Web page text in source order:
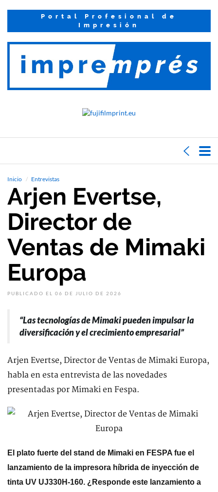
Portal Profesional de
Impresión
Inicio Entrevistas
Arjen Evertse,
Director de
Ventas de Mimaki
Europa
PUBLICADO EL 06 DE JULIO DE 2026
“Las tecnologías de Mimaki pueden impulsar la
diversificación y el crecimiento empresarial”
Arjen Evertse, Director de Ventas de Mimaki Europa,
habla en esta entrevista de las novedades
presentadas por Mimaki en Fespa.
El plato fuerte del stand de Mimaki en FESPA fue el
lanzamiento de la impresora híbrida de inyección de
tinta UV UJ330H-160. ¿Responde este lanzamiento a